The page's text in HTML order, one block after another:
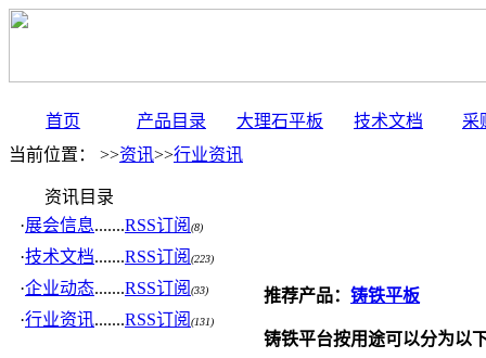
首页 产品目录 大理石平板 技术文档
采
当前位置： >>资讯>>行业资讯
资讯目录
·展会信息.......RSS订阅 (8)
·技术文档.......RSS订阅 (223)
·企业动态.......RSS订阅 (33)
·行业资讯.......RSS订阅 (131)
推荐产品： 铸铁平板
铸铁平台按用途可以分为以